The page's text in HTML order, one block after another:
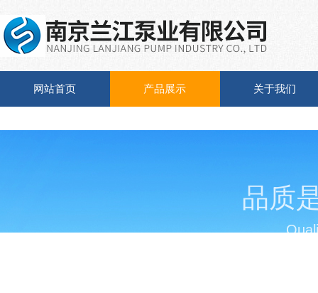
网站首页 产品展示 关于我们
品质